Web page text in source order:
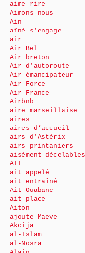
aime rire
Aimons-nous
Ain
aîné s’engage
air
Air Bel
Air breton
Air d’autoroute
Air émancipateur
Air Force
Air France
Airbnb
aire marseillaise
aires
aires d’accueil
airs d’Astérix
airs printaniers
aisément décelables
AIT
ait appelé
ait entraîné
Ait Ouabane
ait place
Aiton
ajoute Maeve
Akcija
al-Islam
al-Nosra